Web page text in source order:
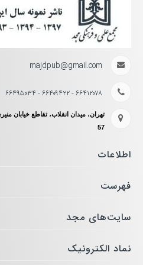
majdpub@gmail.com
۶۶۴۱۲۰۷۸ - ۶۶۴۰۹۴۲۲ - ۶۶۴۹۵۰۳۴
تهران، میدان انقلاب، تقاطع خیابان
57
اطلاعات
فهرست
سایت‌های مجد
نماد الکترونیک